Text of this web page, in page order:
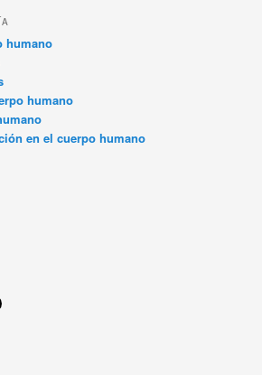
humano
humano
en el cuerpo humano